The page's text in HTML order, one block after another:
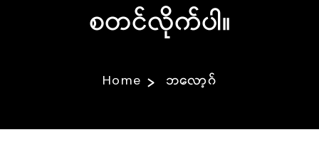
စတင်လိုက်ပါ။
Home ဘလော့ဂ်